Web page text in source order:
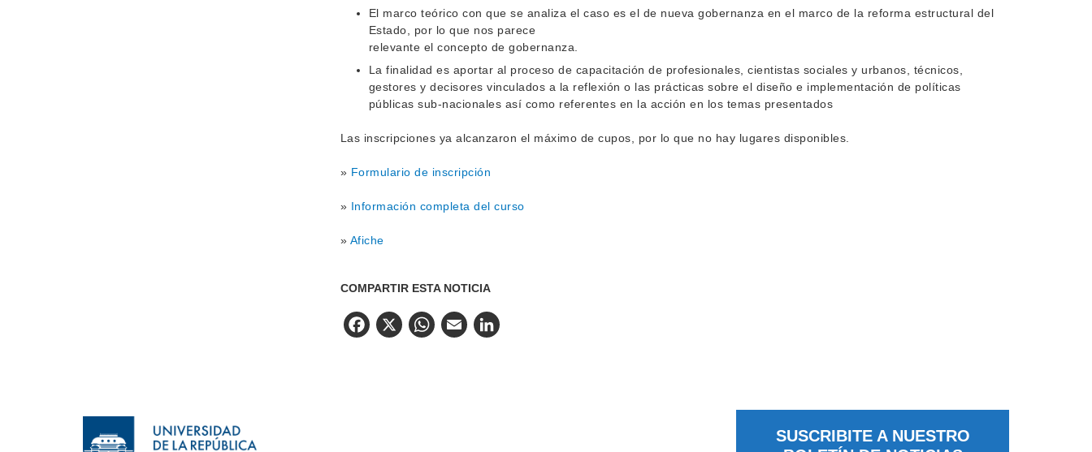
El marco teórico con que se analiza el caso es el de nueva gobernanza en el marco de la reforma estructural del
Estado, por lo que nos parece
relevante el concepto de gobernanza.
La finalidad es aportar al proceso de capacitación de profesionales, cientistas sociales y urbanos, técnicos,
gestores y decisores vinculados a la reflexión o las prácticas sobre el diseño e implementación de políticas
públicas sub-nacionales así como referentes en la acción en los temas presentados
Las inscripciones ya alcanzaron el máximo de cupos, por lo que no hay lugares disponibles.
» Formulario de inscripción
» Información completa del curso
» Afiche
COMPARTIR ESTA NOTICIA
Facebook
X WhatsApp
Email
SUSCRIBITE A NUESTRO